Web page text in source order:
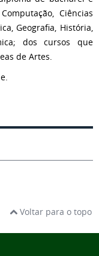
Ciências
Geografia, História,
dos cursos que
de Artes.
Voltar para o topo